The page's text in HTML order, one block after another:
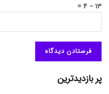
13 − 4 =
پر بازدیدترین